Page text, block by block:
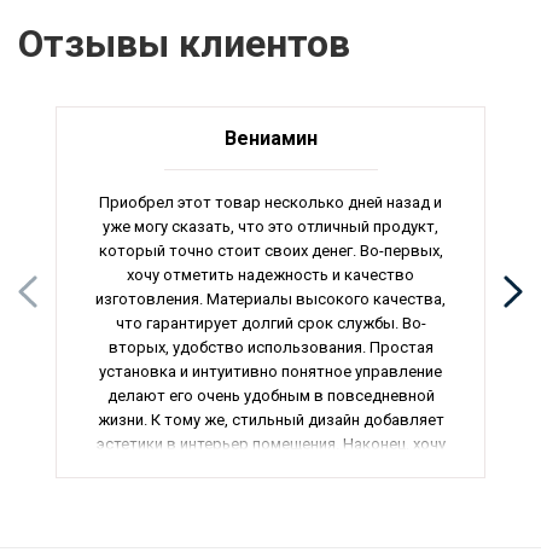
Отзывы клиентов
Вениамин
Приобрел этот товар несколько дней назад и
уже могу сказать, что это отличный продукт,
который точно стоит своих денег. Во-первых,
хочу отметить надежность и качество
изготовления. Материалы высокого качества,
что гарантирует долгий срок службы. Во-
вторых, удобство использования. Простая
установка и интуитивно понятное управление
делают его очень удобным в повседневной
жизни. К тому же, стильный дизайн добавляет
эстетики в интерьер помещения. Наконец, хочу